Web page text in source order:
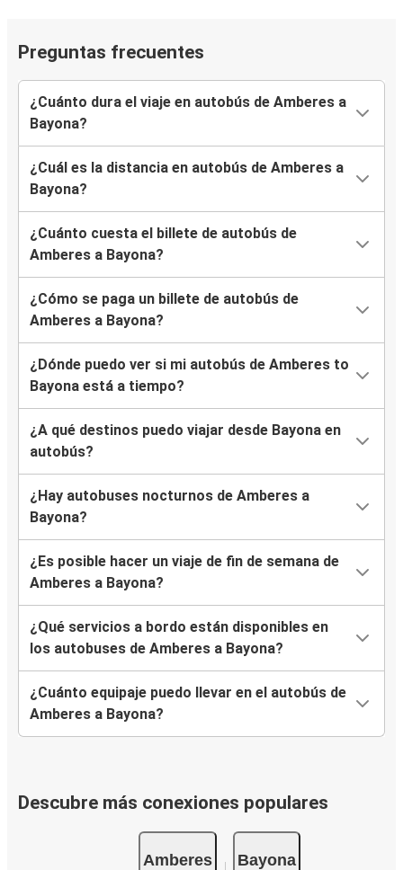
Preguntas frecuentes
¿Cuánto dura el viaje en autobús de Amberes a
Bayona?
¿Cuál es la distancia en autobús de Amberes a
Bayona?
¿Cuánto cuesta el billete de autobús de
Amberes a Bayona?
¿Cómo se paga un billete de autobús de
Amberes a Bayona?
¿Dónde puedo ver si mi autobús de Amberes to
Bayona está a tiempo?
¿A qué destinos puedo viajar desde Bayona en
autobús?
¿Hay autobuses nocturnos de Amberes a
Bayona?
¿Es posible hacer un viaje de fin de semana de
Amberes a Bayona?
¿Qué servicios a bordo están disponibles en
los autobuses de Amberes a Bayona?
¿Cuánto equipaje puedo llevar en el autobús de
Amberes a Bayona?
Descubre más conexiones populares
Amberes Bayona